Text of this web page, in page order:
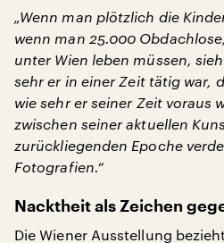
„Wenn man plötzlich die
wenn man 25.000
unter Wien leben müssen,
sehr er in einer Zeit tätig war,
wie sehr er seiner Zeit voraus
zwischen seiner aktuellen
zurückliegenden Epoche
Fotografien.“
Nacktheit als Zeichen
Die Wiener Ausstellung